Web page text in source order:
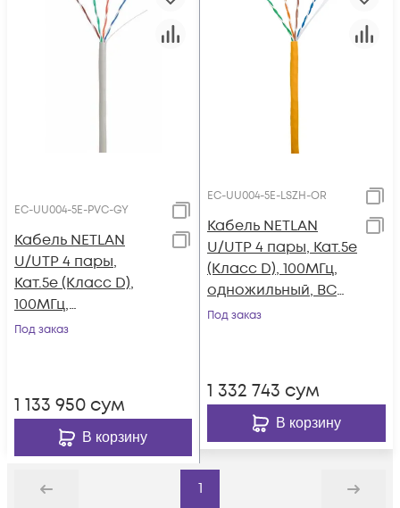
EC-UU004-5E-PVC-GY
Кабель NETLAN
U/UTP 4 пары,
Кат.5e (Класс D),
100МГц,
одножильный, BC
Под заказ
1 133 950 сум
В корзину
EC-UU004-5E-LSZH-OR
Кабель NETLAN
U/UTP 4 пары, Кат.5e
(Класс D), 100МГц,
одножильный, BC
(чистая медь),
Под заказ
1 332 743 сум
В корзину
Назад
1
Дальше